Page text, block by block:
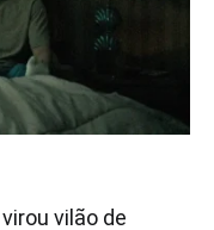
vilão de